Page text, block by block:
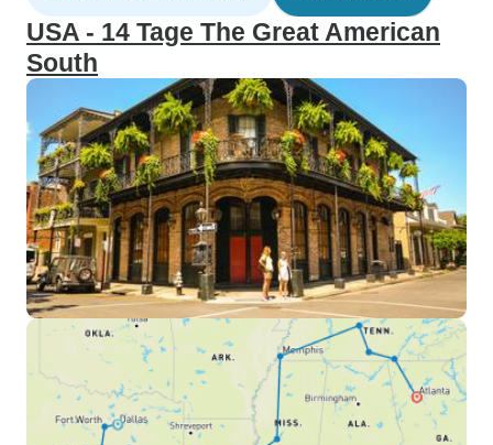
USA - 14 Tage The Great American
South